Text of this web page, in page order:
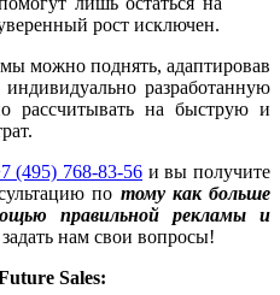
рост исключен.
можно поднять, адаптировав
разработанную
рассчитывать на быструю и
(495) 768-83-56 и вы получите
по тому как больше
правильной рекламы и
нам свои вопросы!
Sales: